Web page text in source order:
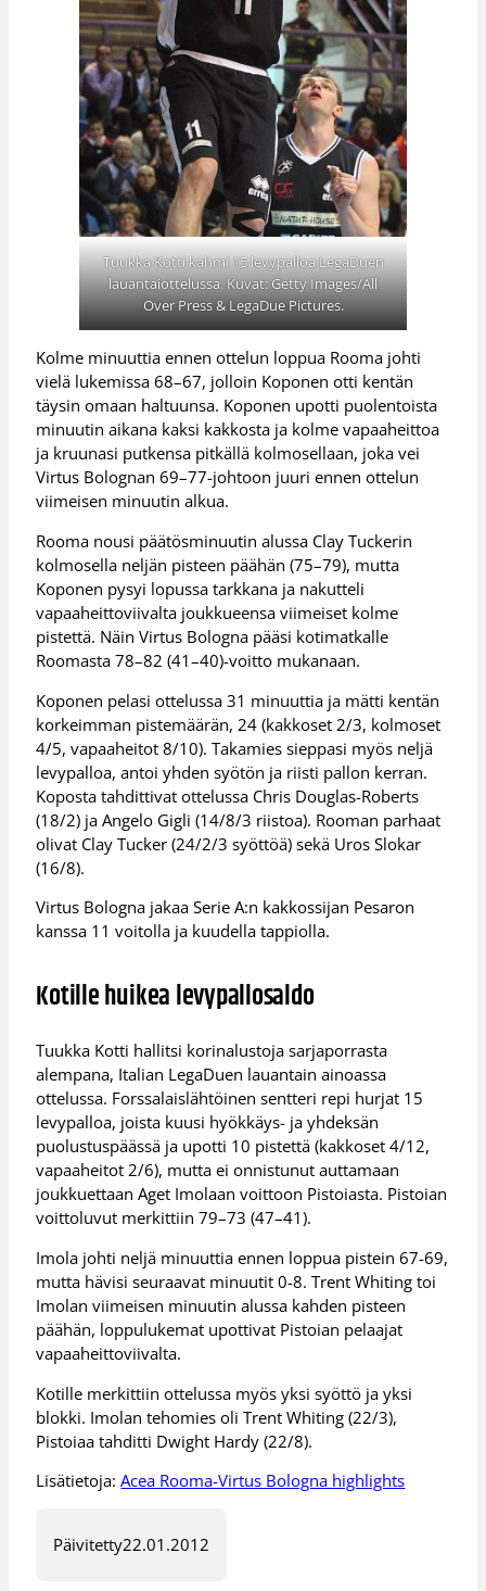
Tuukka Kotti kahmi 15 levypalloa LegaDuen
lauantaiottelussa. Kuvat: Getty Images/All
Over Press & LegaDue Pictures.
Kolme minuuttia ennen ottelun loppua Rooma johti
vielä lukemissa 68–67, jolloin Koponen otti kentän
täysin omaan haltuunsa. Koponen upotti puolentoista
minuutin aikana kaksi kakkosta ja kolme vapaaheittoa
ja kruunasi putkensa pitkällä kolmosellaan, joka vei
Virtus Bolognan 69–77-johtoon juuri ennen ottelun
viimeisen minuutin alkua.
Rooma nousi päätösminuutin alussa Clay Tuckerin
kolmosella neljän pisteen päähän (75–79), mutta
Koponen pysyi lopussa tarkkana ja nakutteli
vapaaheittoviivalta joukkueensa viimeiset kolme
pistettä. Näin Virtus Bologna pääsi kotimatkalle
Roomasta 78–82 (41–40)-voitto mukanaan.
Koponen pelasi ottelussa 31 minuuttia ja mätti kentän
korkeimman pistemäärän, 24 (kakkoset 2/3, kolmoset
4/5, vapaaheitot 8/10). Takamies sieppasi myös neljä
levypalloa, antoi yhden syötön ja riisti pallon kerran.
Koposta tahdittivat ottelussa Chris Douglas-Roberts
(18/2) ja Angelo Gigli (14/8/3 riistoa). Rooman parhaat
olivat Clay Tucker (24/2/3 syöttöä) sekä Uros Slokar
(16/8).
Virtus Bologna jakaa Serie A:n kakkossijan Pesaron
kanssa 11 voitolla ja kuudella tappiolla.
Kotille huikea levypallosaldo
Tuukka Kotti hallitsi korinalustoja sarjaporrasta
alempana, Italian LegaDuen lauantain ainoassa
ottelussa. Forssalaislähtöinen sentteri repi hurjat 15
levypalloa, joista kuusi hyökkäys- ja yhdeksän
puolustuspäässä ja upotti 10 pistettä (kakkoset 4/12,
vapaaheitot 2/6), mutta ei onnistunut auttamaan
joukkuettaan Aget Imolaan voittoon Pistoiasta. Pistoian
voittoluvut merkittiin 79–73 (47–41).
Imola johti neljä minuuttia ennen loppua pistein 67-69,
mutta hävisi seuraavat minuutit 0-8. Trent Whiting toi
Imolan viimeisen minuutin alussa kahden pisteen
päähän, loppulukemat upottivat Pistoian pelaajat
vapaaheittoviivalta.
Kotille merkittiin ottelussa myös yksi syöttö ja yksi
blokki. Imolan tehomies oli Trent Whiting (22/3),
Pistoiaa tahditti Dwight Hardy (22/8).
Lisätietoja:Acea Rooma-Virtus Bologna highlights
Päivitetty22.01.2012